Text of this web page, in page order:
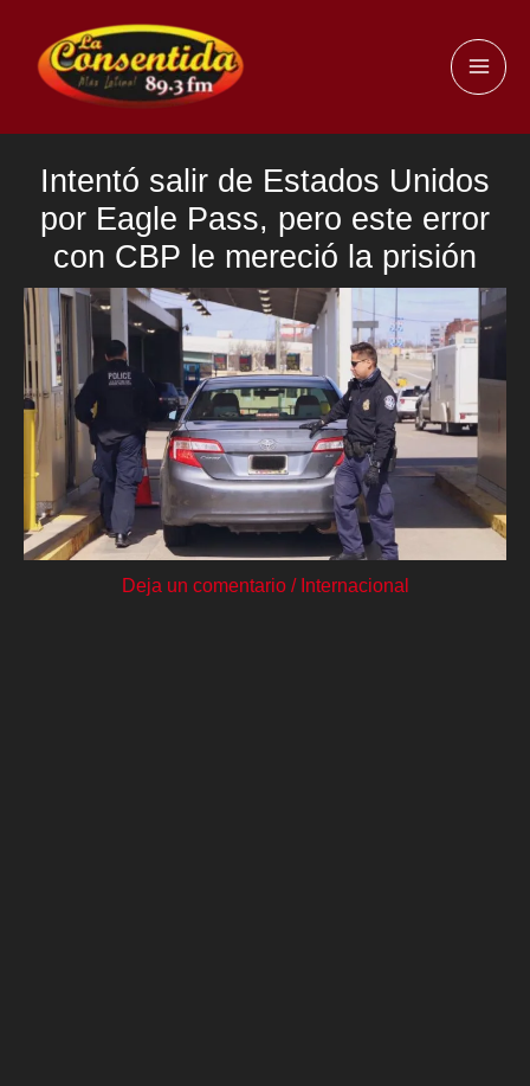
contenido
Intentó salir de Estados Unidos
por Eagle Pass, pero este error
con CBP le mereció la prisión
Deja un comentario / Internacional